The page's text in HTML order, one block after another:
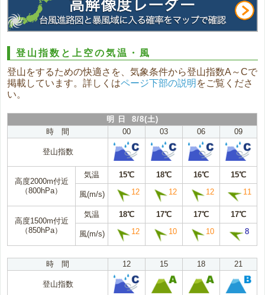
登山指数と上空の気温・風
登山をするための快適さを、気象条件から登山指数A～Cで
掲載しています。詳しくはページ下部の説明 をご覧くださ
い。
明 日 8/8(土)
時 間
00 03 06 09
登山指数
高度2000m付近
（800hPa）
気温 15℃ 18℃ 16℃ 15℃
風(m/s) 12 12 12 11
高度1500m付近
（850hPa）
気温 18℃ 17℃ 17℃ 17℃
風(m/s) 12 10 10 8
時 間 12 15 18 21
登山指数